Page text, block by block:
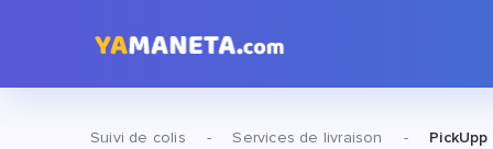
Suivi de colis - Services de livraison -